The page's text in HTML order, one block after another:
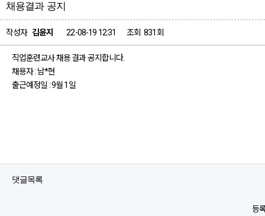
채용결과 공지
페이지 정보
작성자 김윤지 22-08-19 12:31 조회 831회
직업훈련교사 채용 결과 공지합니다.
채용자 : 남*현
출근예정일 : 9월 1일
댓글목록
등